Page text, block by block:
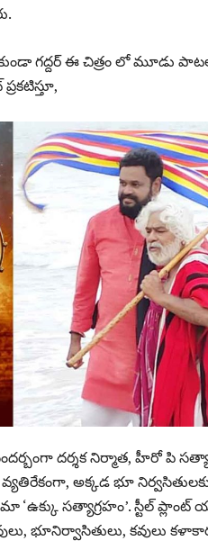
గద్దర్ ఈ చిత్రం లో మూడు
దర్శక నిర్మాత, హీరో పి
అక్కడ భూ
‘ఉక్కు సత్యాగ్రహం’. స్టీల్
భూనిర్వాసితులు, కవులు